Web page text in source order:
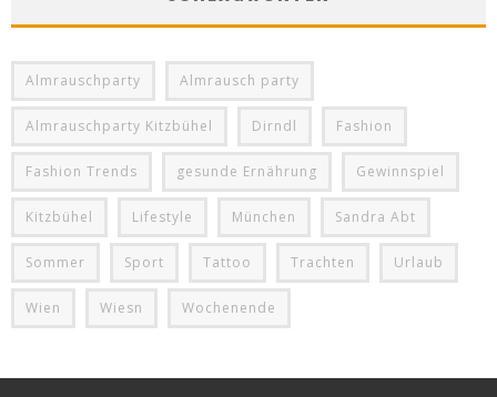
Almrauschparty Almrausch party
Almrauschparty Kitzbühel Dirndl Fashion
Fashion Trends gesunde Ernährung Gewinnspiel
Kitzbühel Lifestyle München Sandra Abt
Sommer Sport Tattoo Trachten Urlaub
Wien Wiesn Wochenende